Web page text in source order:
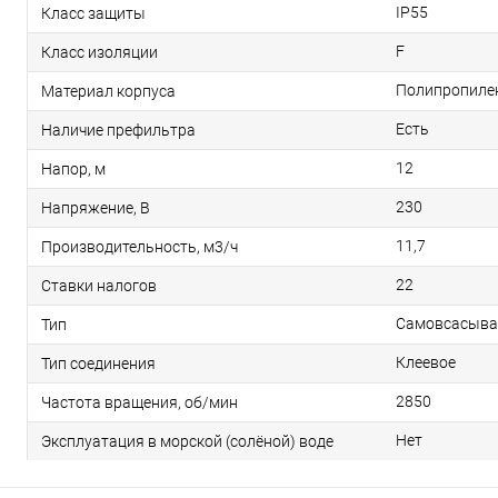
Класс защиты IP55
Класс изоляции F
Материал корпуса
Наличие префильтра Есть
Напор, м 12
Напряжение, В 230
Производительность, м3/ч 11,7
Ставки налогов 22
Тип
Тип соединения Клеевое
Частота вращения, об/мин 2850
Эксплуатация в морской (солёной) воде Нет